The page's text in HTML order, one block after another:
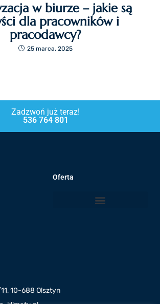
w biurze – jakie są
dla pracowników i
pracodawcy?
25 marca, 2025
Zadzwoń już teraz!
536 764 801
Oferta
10-688 Olsztyn